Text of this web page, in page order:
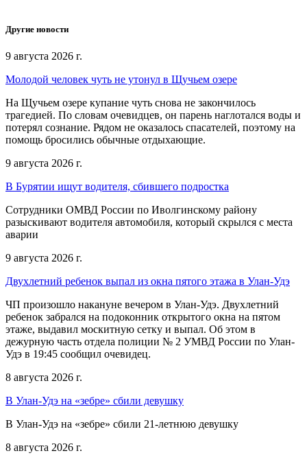
Другие новости
9 августа 2026 г.
Молодой человек чуть не утонул в Щучьем озере
На Щучьем озере купание чуть снова не закончилось
трагедией. По словам очевидцев, он парень наглотался воды и
потерял сознание. Рядом не оказалось спасателей, поэтому на
помощь бросились обычные отдыхающие.
9 августа 2026 г.
В Бурятии ищут водителя, сбившего подростка
Сотрудники ОМВД России по Иволгинскому району
разыскивают водителя автомобиля, который скрылся с места
аварии
9 августа 2026 г.
Двухлетний ребенок выпал из окна пятого этажа в Улан-Удэ
ЧП произошло накануне вечером в Улан-Удэ. Двухлетний
ребенок забрался на подоконник открытого окна на пятом
этаже, выдавил москитную сетку и выпал. Об этом в
дежурную часть отдела полиции № 2 УМВД России по Улан-
Удэ в 19:45 сообщил очевидец.
8 августа 2026 г.
В Улан-Удэ на «зебре» сбили девушку
В Улан-Удэ на «зебре» сбили 21-летнюю девушку
8 августа 2026 г.